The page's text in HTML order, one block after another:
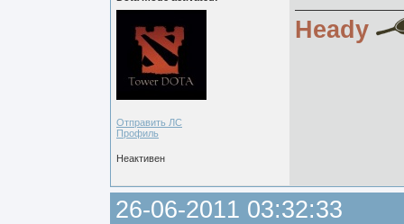
Отправить ЛС
Профиль
Heady
Неактивен
26-06-2011 03:32:33